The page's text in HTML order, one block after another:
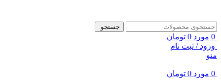
جستجو
0 مورد 0 تومان
ورود / ثبت نام
منو
0 مورد 0 تومان